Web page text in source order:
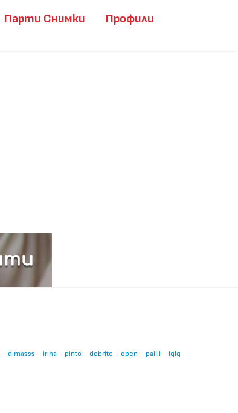
Парти Снимки Профили
dimasss irina pinto dobrite open paliii
lqlq